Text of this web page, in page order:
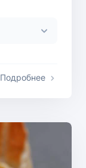
Подробнее